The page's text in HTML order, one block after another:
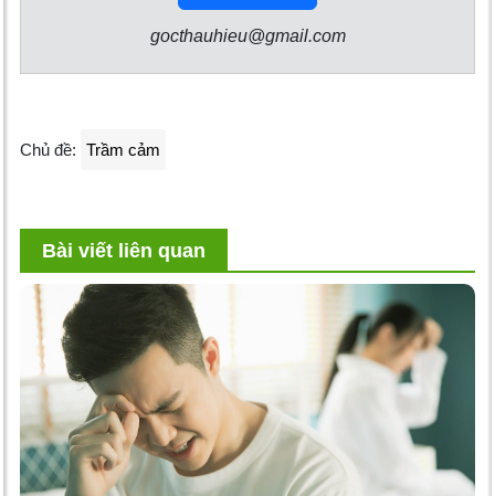
gocthauhieu@gmail.com
Chủ đề: Trầm cảm
Bài viết liên quan